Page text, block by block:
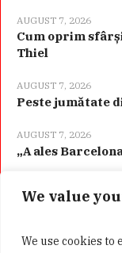
We value
We use cookies
AUGUST 7, 2026
Cum oprim
Thiel
AUGUST 7, 2026
Peste jumătate
AUGUST 7, 2026
„A ales
Categorii